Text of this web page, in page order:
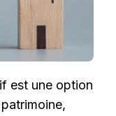
est une option